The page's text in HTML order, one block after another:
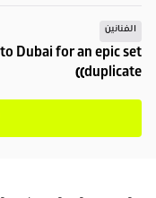
الفنانين
(duplicate)